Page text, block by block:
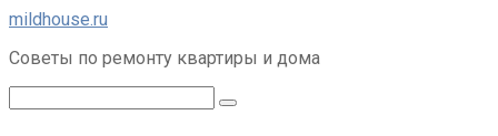
Перейти
контенту
mildhouse.ru
Советы по ремонту квартиры и дома